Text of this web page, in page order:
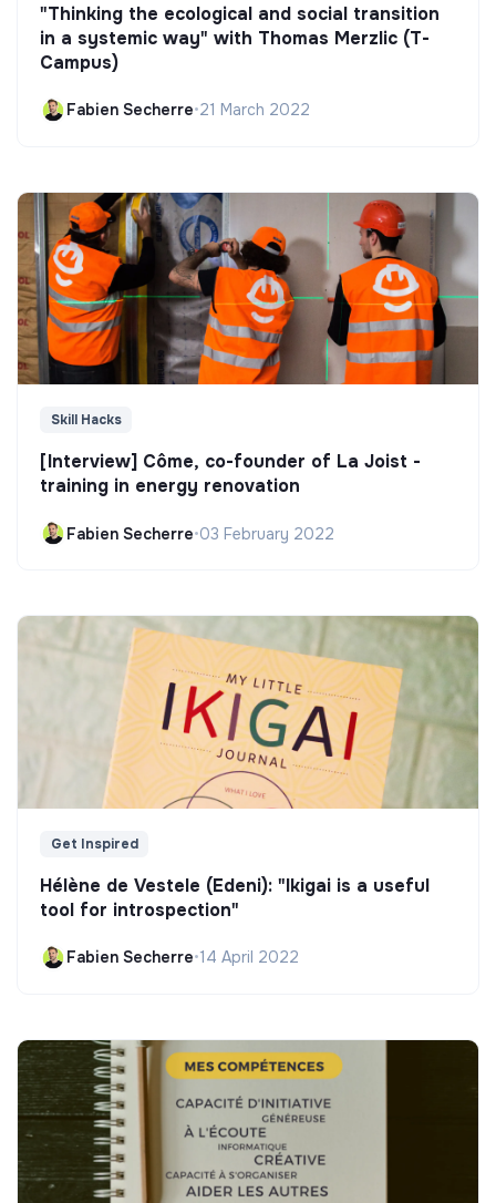
"Thinking the ecological and social transition
in a systemic way" with Thomas Merzlic (T-
Campus)
Fabien Secherre•21 March 2022
Skill Hacks
[Interview] Côme, co-founder of La Joist -
training in energy renovation
Fabien Secherre•03 February 2022
Get Inspired
Hélène de Vestele (Edeni): "Ikigai is a useful
tool for introspection"
Fabien Secherre•14 April 2022